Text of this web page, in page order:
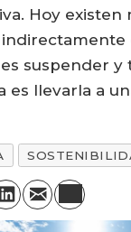
Hoy
suspender y
es llevarla a